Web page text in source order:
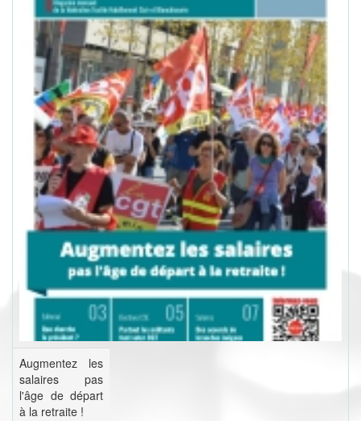
Augmentez les
salaires pas
l'âge de départ
à la retraite !